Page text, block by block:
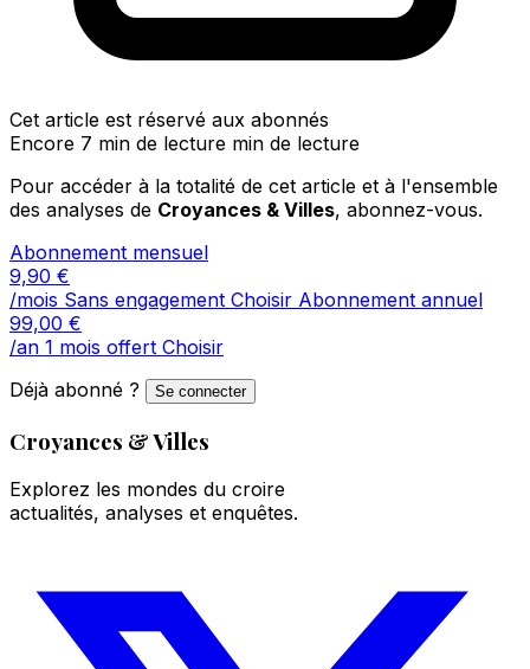
Cet article est réservé aux abonnés
Encore 7 min de lecture min de lecture
Pour accéder à la totalité de cet article et à l'ensemble
des analyses de Croyances & Villes, abonnez-vous.
Abonnement mensuel
9,90 €
/mois Sans engagement Choisir Abonnement annuel
99,00 €
/an 1 mois offert Choisir
Déjà abonné ?
Se connecter
Croyances & Villes
Explorez les mondes du croire
actualités, analyses et enquêtes.